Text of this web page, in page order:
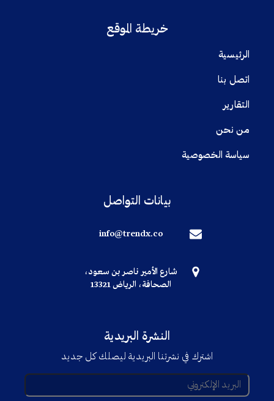
خريطة الموقع
الرئيسية
اتصل بنا
التقارير
من نحن
سياسة الخصوصية
بيانات التواصل
info@trendx.co
شارع الأمير ناصر بن سعود،
الصحافة، الرياض 13321
النشرة البريدية
اشترك في نشرتنا البريدية ليصلك كل جديد